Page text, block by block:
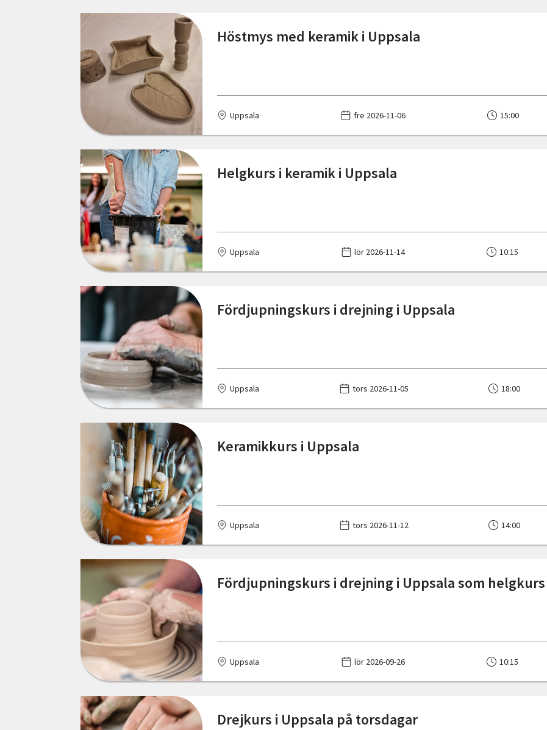
Skåne län
Stockholms län
Södermanlands län
Uppsala län
Värmlands län
Västernorrlands län
Västmanlands län
Västra Götalands län
Örebro län
Jönköping
Kalix
Karlshamn
Lund
Malmö
Mölnlycke
Norrköping
Nybro
Nässjö
Sävedalen
Sävsjö
Tranås
Tyringe
Uppsala
Vetlanda
Visby
Västervik
Västerås
Ånäset
Höstmys med keramik i Uppsala
Uppsala fre 2026-11-06 15:00
Helgkurs i keramik i Uppsala
Uppsala lör 2026-11-14 10:15
Fördjupningskurs i drejning i Uppsala
Uppsala tors 2026-11-05 18:00
Keramikkurs i Uppsala
Uppsala tors 2026-11-12 14:00
Fördjupningskurs i drejning i Uppsala som helgkurs
Uppsala lör 2026-09-26 10:15
Drejkurs i Uppsala på torsdagar